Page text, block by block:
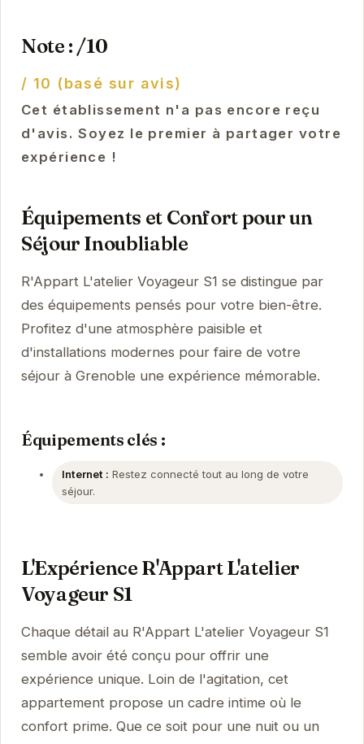
Note : /10
/ 10 (basé sur avis)
Cet établissement n'a pas encore reçu
d'avis. Soyez le premier à partager votre
expérience !
Équipements et Confort pour un
Séjour Inoubliable
R'Appart L'atelier Voyageur S1 se distingue par
des équipements pensés pour votre bien-être.
Profitez d'une atmosphère paisible et
d'installations modernes pour faire de votre
séjour à Grenoble une expérience mémorable.
Équipements clés :
Internet : Restez connecté tout au long de votre
séjour.
L'Expérience R'Appart L'atelier
Voyageur S1
Chaque détail au R'Appart L'atelier Voyageur S1
semble avoir été conçu pour offrir une
expérience unique. Loin de l'agitation, cet
appartement propose un cadre intime où le
confort prime. Que ce soit pour une nuit ou un